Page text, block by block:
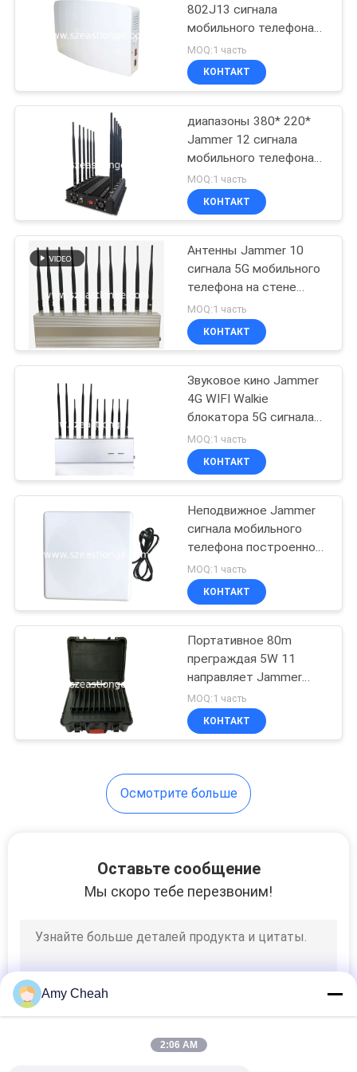
Jammer
аудиозаписи
Темп сердца
интеллигентные
часы
Детектор сигнала
сотового
телефона
28
Детектор камеры
15
сигналов сотового
Внутренная
уличная антенна
802J13 сигнала
мобильного телефона
антенн 15M WIFI 4G 5G
MOQ:1 часть
КОНТАКТ
диапазоны 380* 220*
Jammer 12 сигнала
мобильного телефона
увеличения
неподвижные 4G WIFI
150W 3dBi 85 mm
MOQ:1 часть
КОНТАКТ
Антенны Jammer 10
сигнала 5G мобильного
телефона на стене
неподвижном 3G
MOQ:1 часть
КОНТАКТ
Звуковое кино Jammer
4G WIFI Walkie
блокатора 5G сигнала
сотового телефона
внутри помещения
неподвижное
MOQ:1 часть
КОНТАКТ
Неподвижное Jammer
сигнала мобильного
телефона построенное
в антеннах для 5G WIFI
MOQ:1 часть
КОНТАКТ
Портативное 80m
преграждая 5W 11
направляет Jammer
сигнала 5G
MOQ:1 часть
КОНТАКТ
Осмотрите больше
Оставьте сообщение
Мы скоро тебе перезвоним!
Amy Cheah
2:06 AM